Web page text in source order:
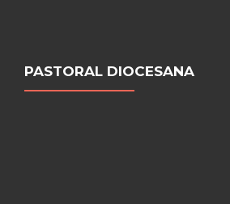
PASTORAL DIOCESANA